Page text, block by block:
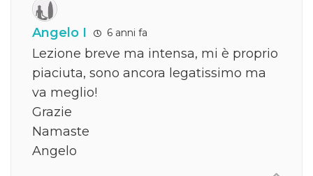
Angelo I 6 anni fa
Lezione breve ma intensa, mi è proprio
piaciuta, sono ancora legatissimo ma
va meglio!
Grazie
Namaste
Angelo